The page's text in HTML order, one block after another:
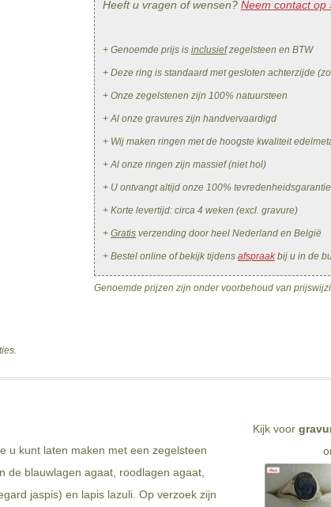
Heeft u vragen of wensen? Neem contact op
+ Genoemde prijs is inclusiefzegelsteen en BTW
+ Deze ring is standaard met gesloten achterzijde
+ Onze zegelstenen zijn 100% natuursteen
+ Al onze gravures zijn handvervaardigd
+ Wij maken ringen met de hoogste kwaliteit
+ Al onze ringen zijn massief (niet hol)
+ U ontvangt altijd onze 100% tevredenheidsgarantie
+ Korte levertijd: circa 4 weken (excl. gravure)
+ Gratis verzending door heel Nederland en België
+ Bestel online of bekijk tijdens afspraakbij u in de
Genoemde prijzen zijn onder voorbehoud van
u kunt laten maken met een zegelsteen
de blauwlagen agaat, roodlagen agaat,
jaspis) en lapis lazuli. Op verzoek zijn
Kijk voor